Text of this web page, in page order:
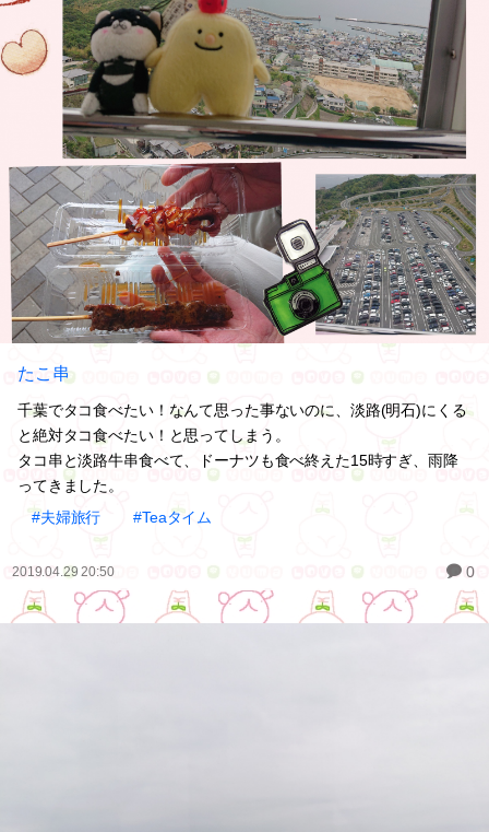
たこ串
千葉でタコ食べたい！なんて思った事ないのに、淡路(明石)にくる
と絶対タコ食べたい！と思ってしまう。
タコ串と淡路牛串食べて、ドーナツも食べ終えた15時すぎ、雨降
ってきました。
#夫婦旅行
#Teaタイム
2019.04.29 20:50 0